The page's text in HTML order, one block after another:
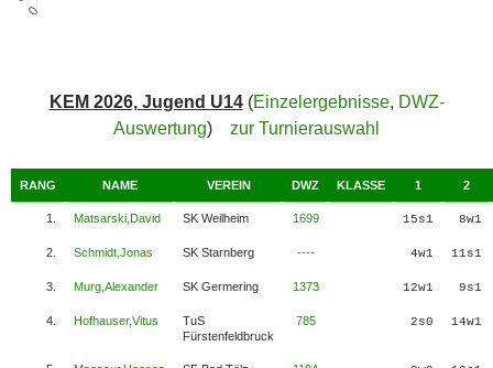
KEM 2026, Jugend U14(Einzelergebnisse, DWZ-
Auswertung) zur Turnierauswahl
RANG NAME VEREIN DWZ KLASSE 1 2
1. Matsarski,David SK Weilheim 1699 15s1 8w1
2. Schmidt,Jonas SK Starnberg ---- 4w1 11s1
3. Murg,Alexander SK Germering 1373 12w1 9s1
4. Hofhauser,Vitus
TuS
Fürstenfeldbruck
785 2s0 14w1